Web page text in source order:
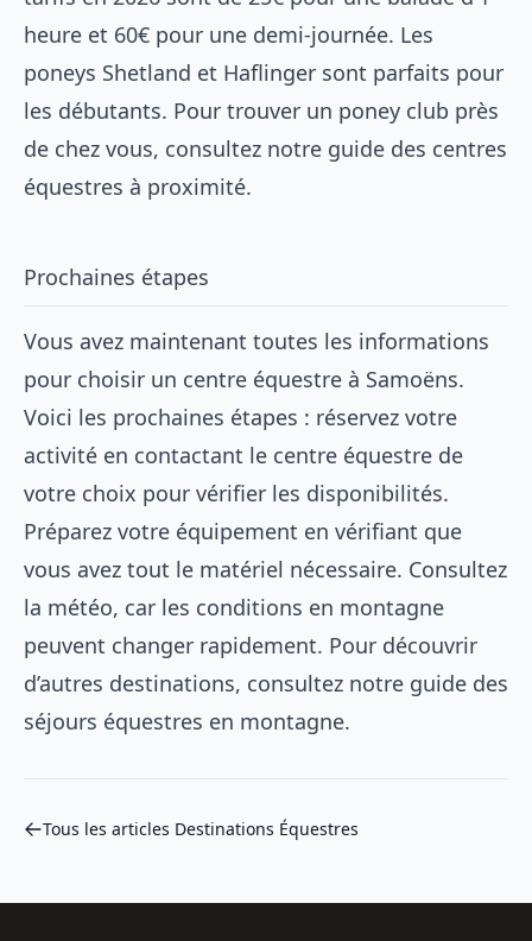
heure et 60€ pour une demi-journée. Les
poneys Shetland et Haflinger sont parfaits pour
les débutants. Pour trouver un poney club près
de chez vous, consultez notre guide des centres
équestres à proximité.
Prochaines étapes
Vous avez maintenant toutes les informations
pour choisir un centre équestre à Samoëns.
Voici les prochaines étapes : réservez votre
activité en contactant le centre équestre de
votre choix pour vérifier les disponibilités.
Préparez votre équipement en vérifiant que
vous avez tout le matériel nécessaire. Consultez
la météo, car les conditions en montagne
peuvent changer rapidement. Pour découvrir
d’autres destinations, consultez notre guide des
séjours équestres en montagne.
Tous les articles Destinations Équestres